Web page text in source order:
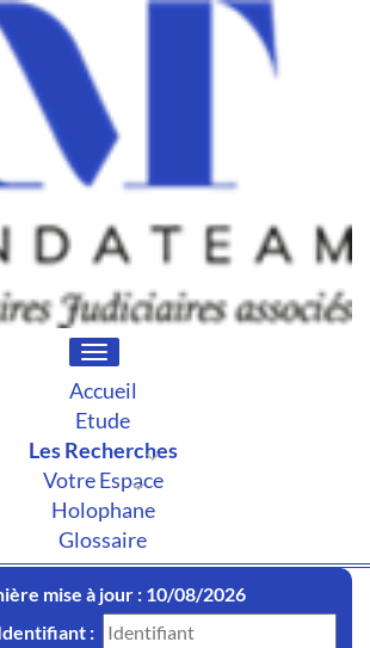
Toggle
navigation
Accueil
Etude
Les Recherches
Votre Espace
Holophane
Glossaire
mise à jour : 10/08/2026
: